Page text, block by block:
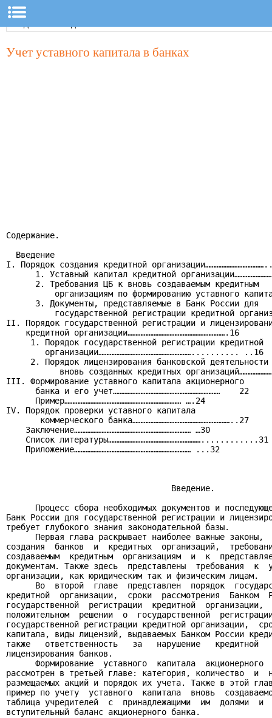
Учет уставного капитала в банках
Содержание.
  Введение
I. Порядок создания кредитной
1. Уставный капитал кредитной
      2. Требования ЦБ к вновь создаваемым кредитным
организациям по формированию уставного
      3. Документы, представляемые в Банк России для
государственной регистрации кредитной
II. Порядок государственной регистрации и
    кредитной организации…………………………………………………….16
     1. Порядок государственной регистрации кредитной
        организации………………………………………………….......... ..16
     2. Порядок лицензирования банковской деятельности
вновь созданных кредитных
III. Формирование уставного капитала акционерного
      банка и его учет…………………………………………………………    22
      Пример……………………………………………………………… ….24
IV. Порядок проверки уставного капитала
       коммерческого банка……………………………………………………..27
    Заключение……………………………………………………………… …30
    Список литературы…………………………………………………............31
    Приложение……………………………………………………………… ...32
                                  Введение.
Процесс сбора необходимых документов и
Банк России для государственной регистрации и
требует глубокого знания законодательной базы.
Первая глава раскрывает наиболее важные законы,
создания  банков  и  кредитных  организаций,
создаваемым  кредитным  организациям  и  к
документам. Также здесь  представлены  требования  к
организации, как юридическим так и физическим лицам.
Во  второй  главе  представлен  порядок
кредитной  организации,  сроки  рассмотрения  Банком
государственной  регистрации  кредитной
положительном  решении  о  государственной
государственной регистрации кредитной организации,
капитала, виды лицензий, выдаваемых Банком России
также   ответственность   за   нарушение   кредитной
лицензирования банков.
Формирование  уставного  капитала  акционерного
рассмотрен в третьей главе: категория, количество  и
размещаемых акций и порядок их учета. Также в этой
пример по учету  уставного  капитала  вновь
таблица учредителей  с  принадлежащими  им  долями  и
вступительный баланс акционерного банка.